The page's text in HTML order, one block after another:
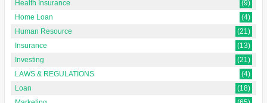
Health Insurance
(9)
Home Loan
(4)
Human Resource
(21)
Insurance
(13)
Investing
(21)
LAWS & REGULATIONS
(4)
Loan
(18)